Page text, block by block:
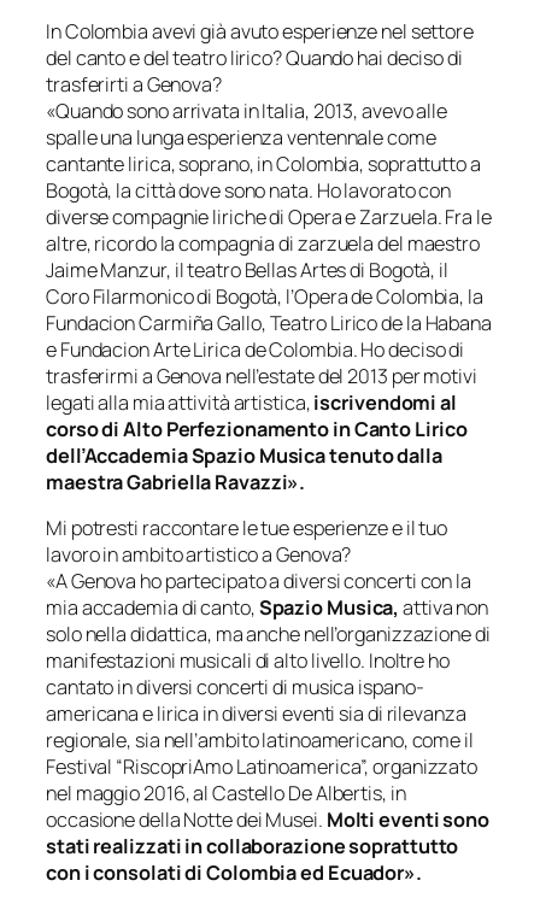
In Colombia avevi già avuto esperienze nel settore
del canto e del teatro lirico? Quando hai deciso di
trasferirti a Genova?
«Quando sono arrivata in Italia, 2013, avevo alle
spalle una lunga esperienza ventennale come
cantante lirica, soprano, in Colombia, soprattutto a
Bogotà, la città dove sono nata. Ho lavorato con
diverse compagnie liriche di Opera eZarzuela. Fra le
altre, ricordo la compagnia dizarzueladel maestro
Jaime Manzur, il teatro Bellas Artes di Bogotà, il
Coro Filarmonico di Bogotà, l’Opera de Colombia, la
Fundacion Carmiña Gallo,Teatro Lirico de la Habana
eFundacion ArteLirica de Colombia. Ho deciso di
trasferirmi a Genova nell’estate del 2013 per motivi
legati alla mia attività artistica,iscrivendomi al
corso di Alto Perfezionamento in Canto Lirico
dell’Accademia Spazio Musica tenuto dalla
maestra Gabriella Ravazzi».
Mi potresti raccontare le tue esperienze e il tuo
lavoro in ambito artistico a Genova?
«A Genova ho partecipato a diversi concerti con la
mia accademia di canto,Spazio Musica, attiva non
solo nella didattica, ma anche nell’organizzazione di
manifestazioni musicali di alto livello. Inoltre ho
cantato in diversi concerti di musica ispano-
americana e lirica in diversi eventi sia di rilevanza
regionale, sia nell’ambito latinoamericano, come il
Festival “RiscopriAmo Latinoamerica”, organizzato
nel maggio 2016, al Castello De Albertis, in
occasione della Notte dei Musei. Molti eventi sono
stati realizzati in collaborazione soprattutto
con i consolati di Colombia ed Ecuador».